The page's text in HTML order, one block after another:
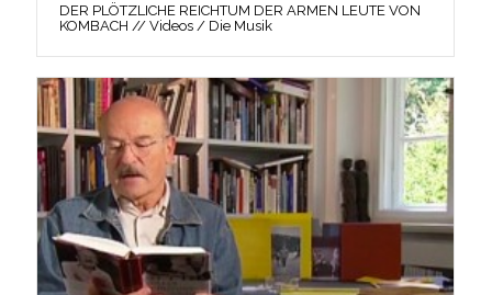
DER PLÖTZLICHE REICHTUM DER ARMEN LEUTE VON
KOMBACH // Videos / Die Musik